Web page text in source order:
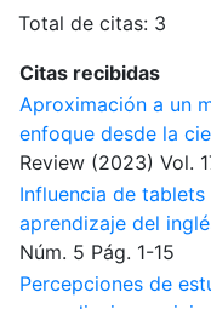
Total de citas: 3
Citas recibidas
Aproximación a un
enfoque desde la
Review (2023) Vol.
Influencia de
aprendizaje del
Núm. 5 Pág. 1-15
Percepciones de